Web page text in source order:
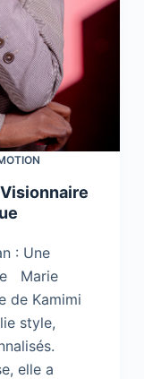
: Une
Marie
de Kamimi
style,
elle a